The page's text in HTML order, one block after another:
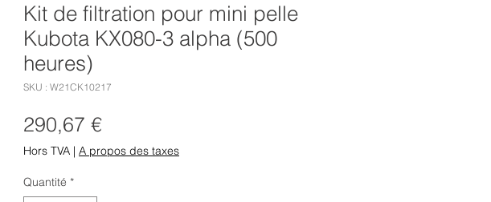
Kit de filtration pour mini pelle
Kubota KX080-3 alpha (500
heures)
SKU : W21CK10217
290,67 €Prix
Hors TVA | A propos des taxes
Quantité *